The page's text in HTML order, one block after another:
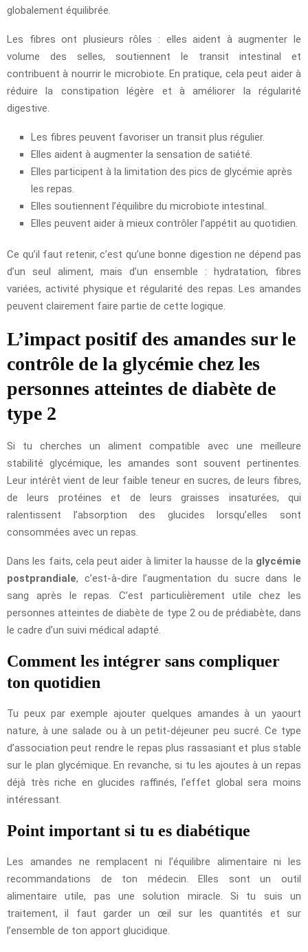
globalement équilibrée.
Les fibres ont plusieurs rôles : elles aident à augmenter le
volume des selles, soutiennent le transit intestinal et
contribuent à nourrir le microbiote. En pratique, cela peut aider à
réduire la constipation légère et à améliorer la régularité
digestive.
Les fibres peuvent favoriser un transit plus régulier.
Elles aident à augmenter la sensation de satiété.
Elles participent à la limitation des pics de glycémie après
les repas.
Elles soutiennent l’équilibre du microbiote intestinal.
Elles peuvent aider à mieux contrôler l’appétit au quotidien.
Ce qu’il faut retenir, c’est qu’une bonne digestion ne dépend pas
d’un seul aliment, mais d’un ensemble : hydratation, fibres
variées, activité physique et régularité des repas. Les amandes
peuvent clairement faire partie de cette logique.
L’impact positif des amandes sur le
contrôle de la glycémie chez les
personnes atteintes de diabète de
type 2
Si tu cherches un aliment compatible avec une meilleure
stabilité glycémique, les amandes sont souvent pertinentes.
Leur intérêt vient de leur faible teneur en sucres, de leurs fibres,
de leurs protéines et de leurs graisses insaturées, qui
ralentissent l’absorption des glucides lorsqu’elles sont
consommées avec un repas.
Dans les faits, cela peut aider à limiter la hausse de la glycémie
postprandiale, c’est-à-dire l’augmentation du sucre dans le
sang après le repas. C’est particulièrement utile chez les
personnes atteintes de diabète de type 2 ou de prédiabète, dans
le cadre d’un suivi médical adapté.
Comment les intégrer sans compliquer
ton quotidien
Tu peux par exemple ajouter quelques amandes à un yaourt
nature, à une salade ou à un petit-déjeuner peu sucré. Ce type
d’association peut rendre le repas plus rassasiant et plus stable
sur le plan glycémique. En revanche, si tu les ajoutes à un repas
déjà très riche en glucides raffinés, l’effet global sera moins
intéressant.
Point important si tu es diabétique
Les amandes ne remplacent ni l’équilibre alimentaire ni les
recommandations de ton médecin. Elles sont un outil
alimentaire utile, pas une solution miracle. Si tu suis un
traitement, il faut garder un œil sur les quantités et sur
l’ensemble de ton apport glucidique.